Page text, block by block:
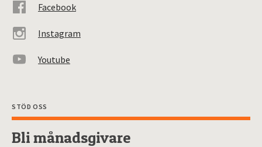
Facebook
Instagram
Youtube
STÖD OSS
Bli månadsgivare